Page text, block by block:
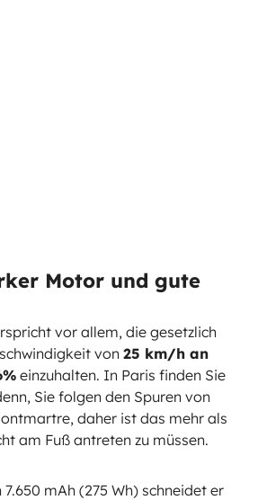
Motor und gute
vor allem, die gesetzlich
von 25 km/h an
einzuhalten. In Paris finden Sie
Sie folgen den Spuren von
daher ist das mehr als
am Fuß antreten zu müssen.
mAh (275 Wh) schneidet er